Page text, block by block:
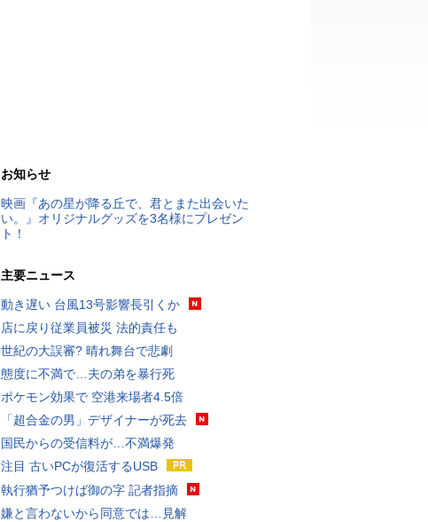
お知らせ
映画『あの星が降る丘で、君とまた出会いた
い。』オリジナルグッズを3名様にプレゼン
ト！
主要ニュース
動き遅い 台風13号影響長引くか
店に戻り従業員被災 法的責任も
世紀の大誤審? 晴れ舞台で悲劇
態度に不満で…夫の弟を暴行死
ポケモン効果で 空港来場者4.5倍
「超合金の男」デザイナーが死去
国民からの受信料が…不満爆発
注目 古いPCが復活するUSB
執行猶予つけば御の字 記者指摘
嫌と言わないから同意では…見解